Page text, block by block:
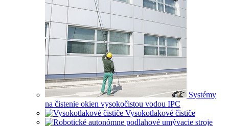
Systémy
na čistenie okien vysokočistou vodou IPC
Vysokotlakové čističe